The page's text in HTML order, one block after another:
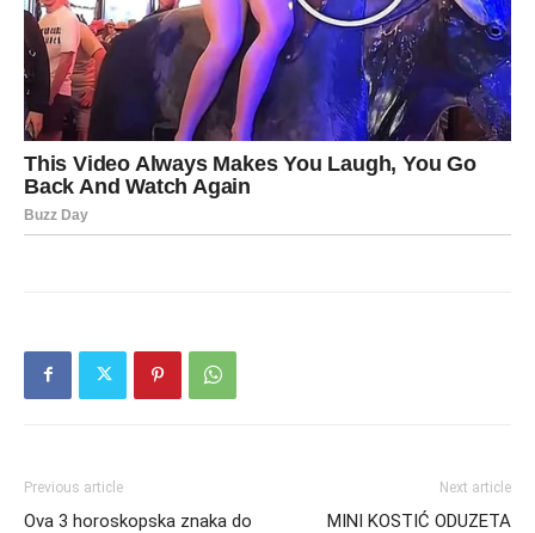
Previous article
Ova 3 horoskopska znaka do
Next article
MINI KOSTIĆ ODUZETA